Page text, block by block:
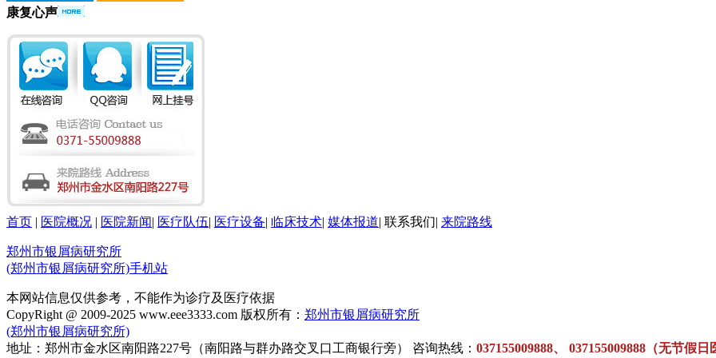
康复心声
首页 | 医院概况 | 医院新闻| 医疗队伍| 医疗设备| 临床技术| 媒体报道| 联系我们| 来院路线
郑州市银屑病研究所
(郑州市银屑病研究所)手机站
本网站信息仅供参考，不能作为诊疗及医疗依据
CopyRight @ 2009-2025 www.eee3333.com 版权所有： 郑州市银屑病研究所
(郑州市银屑病研究所)
地址：郑州市金水区南阳路227号（南阳路与群办路交叉口工商银行旁） 咨询热线： 037155009888、 037155009888（无节假日